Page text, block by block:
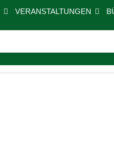
VERANSTALTUNGEN